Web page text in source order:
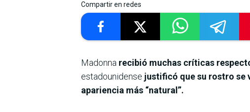
Compartir en redes
Madonna recibió muchas críticas
estadounidense justificó que su rostro se
apariencia más “natural”.